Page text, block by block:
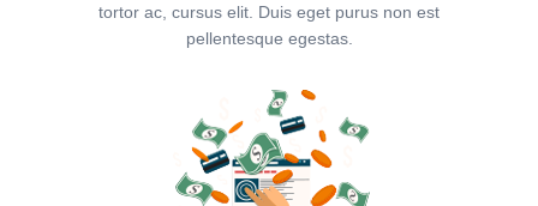
tortor ac, cursus elit. Duis eget purus non est
pellentesque egestas.